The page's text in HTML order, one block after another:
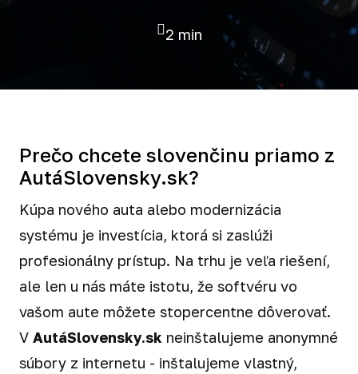
2 min
Prečo chcete slovenčinu priamo z
AutáSlovensky.sk?
Kúpa nového auta alebo modernizácia
systému je investícia, ktorá si zaslúži
profesionálny prístup. Na trhu je veľa riešení,
ale len u nás máte istotu, že softvéru vo
vašom aute môžete stopercentne dôverovať.
V AutáSlovensky.sk neinštalujeme anonymné
súbory z internetu - inštalujeme vlastný,